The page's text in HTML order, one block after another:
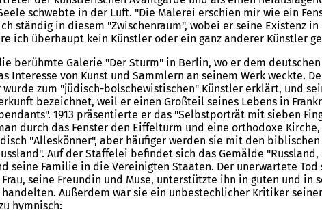
schwebte in der Luft. "Die Malerei erschien mir wie ein
ständig in diesem "Zwischenraum", wobei er seine Existenz
ich überhaupt kein Künstler oder ein ganz anderer Künstler
berühmte Galerie "Der Sturm" in Berlin, wo er dem
von Kunst und Sammlern an seinem Werk weckte.
zum "jüdisch-bolschewistischen" Künstler erklärt, und
bezeichnet, weil er einen Großteil seines Lebens in
1913 präsentierte er das "Selbstporträt mit sieben
durch das Fenster den Eiffelturm und eine orthodoxe
"Alleskönner", aber häufiger werden sie mit den
Auf der Staffelei befindet sich das Gemälde "Russland,
seine Familie in die Vereinigten Staaten. Der unerwartete
seine Freundin und Muse, unterstützte ihn in guten und
Außerdem war sie ein unbestechlicher Kritiker
hymnisch: